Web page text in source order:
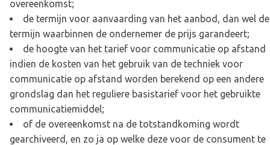
overeenkomst;
de termijn voor aanvaarding van het aanbod, dan wel de
termijn waarbinnen de ondernemer de prijs garandeert;
de hoogte van het tarief voor communicatie op afstand
indien de kosten van het gebruik van de techniek voor
communicatie op afstand worden berekend op een andere
grondslag dan het reguliere basistarief voor het gebruikte
communicatiemiddel;
of de overeenkomst na de totstandkoming wordt
gearchiveerd, en zo ja op welke deze voor de consument te